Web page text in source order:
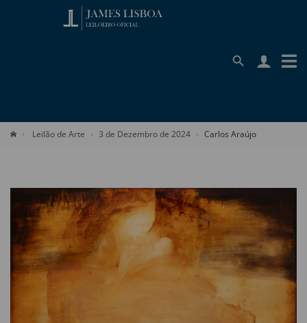
Leilão de Arte 3 de Dezembro de 2024 Carlos Araújo